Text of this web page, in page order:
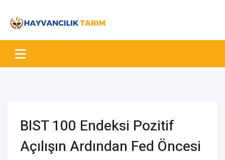
BIST 100 Endeksi Pozitif
Açılışın Ardından Fed Öncesi